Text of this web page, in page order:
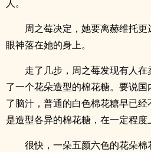
人。
周之莓决定，她要离赫维托
眼神落在她的身上。
走了几步，周之莓发现有人
了一个花朵造型的棉花糖。要说
了脑汁，普通的白色棉花糖早已
是造型各异的棉花糖，在一定程度
很快，一朵五颜六色的花朵